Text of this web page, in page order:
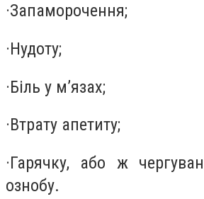
·Запаморочення;
·Нудоту;
·Біль у м’язах;
·Втрату апетиту;
·Гарячку, або ж
ознобу.